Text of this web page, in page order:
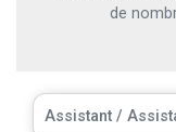
de
Assistant /